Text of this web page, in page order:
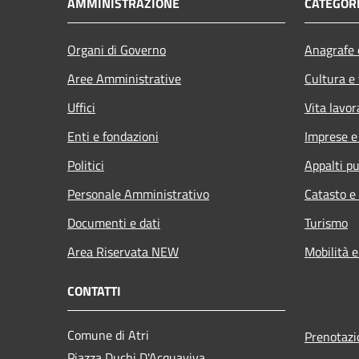
Organi di Governo
Aree Amministrative
Uffici
Enti e fondazioni
Politici
Personale Amministrativo
Documenti e dati
Area Riservata NEW
Cultura
Vita
Imprese
Appalti
Catasto
Turismo
Mobilità
CONTATTI
Comune di Atri